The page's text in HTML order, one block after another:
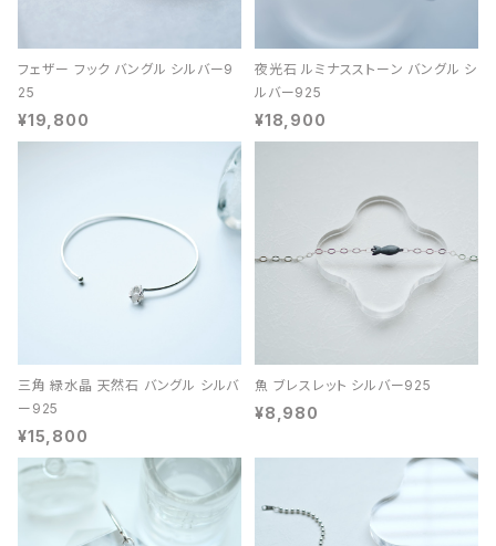
フェザー フック バングル シルバー9
25
¥19,800
夜光石 ルミナスストーン バングル シ
ルバー925
¥18,900
三角 緑水晶 天然石 バングル シルバ
ー925
¥15,800
魚 ブレスレット シルバー925
¥8,980